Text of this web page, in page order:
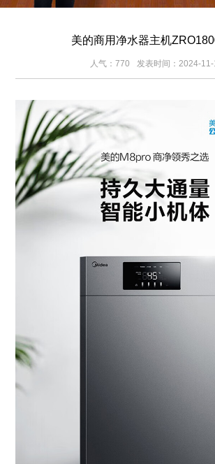
美的商用净水器主机
人气：770 发表时间：2024-11-